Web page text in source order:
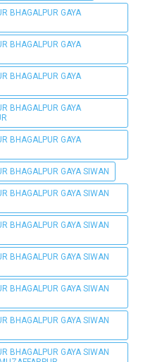
BHAGALPUR GAYA
BHAGALPUR GAYA
BHAGALPUR GAYA
BHAGALPUR GAYA
BHAGALPUR GAYA
BHAGALPUR GAYA SIWAN
BHAGALPUR GAYA SIWAN
BHAGALPUR GAYA SIWAN
BHAGALPUR GAYA SIWAN
BHAGALPUR GAYA SIWAN
BHAGALPUR GAYA SIWAN
BHAGALPUR GAYA SIWAN